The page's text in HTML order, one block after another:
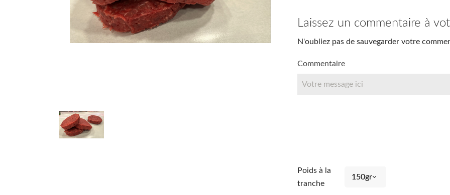
Laissez un commentaire à
N'oubliez pas de sauvegarder votre
Commentaire
Poids à la
tranche